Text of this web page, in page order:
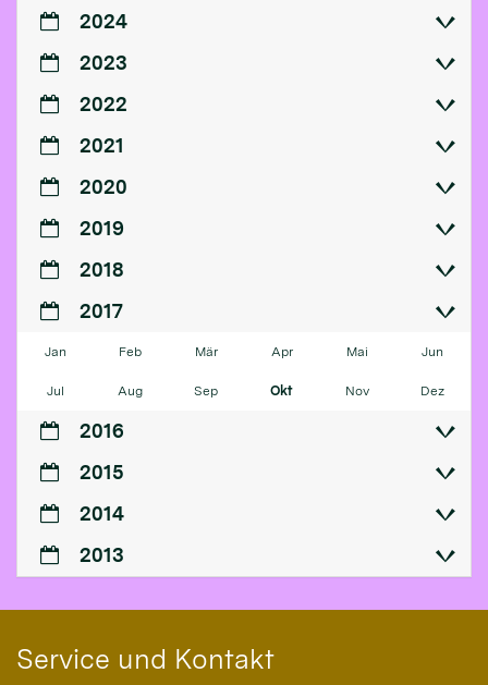
2024
2023
2022
2021
2020
2019
2018
2017
Jan Feb Mär Apr Mai Jun
Jul Aug Sep Okt Nov Dez
2016
2015
2014
2013
Service und Kontakt